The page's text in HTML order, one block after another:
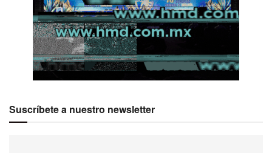
Suscríbete a nuestro newsletter